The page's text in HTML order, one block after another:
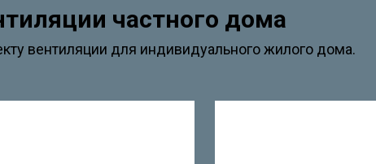
частного дома
вентиляции для индивидуального жилого дома.